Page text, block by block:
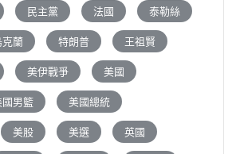
民主黨 法國 泰勒絲
克蘭 特朗普 王祖賢
美伊戰爭 美國
國男籃 美國總統
美股 美選 英國